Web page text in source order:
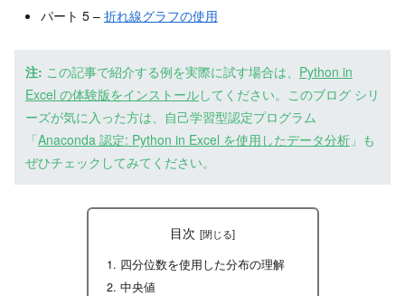
パート 5 – 折れ線グラフの使用
注: この記事で紹介する例を実際に試す場合は、 Python in
Excel の体験版をインストールしてください。このブログ シリ
ーズが気に入った方は、自己学習型認定プログラム
「Anaconda 認定: Python in Excel を使用したデータ分析 」も
ぜひチェックしてみてください。
目次
四分位数を使用した分布の理解
中央値